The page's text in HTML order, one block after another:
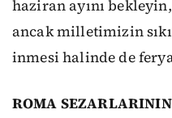
haziran ayını
ancak milletimizin
inmesi halinde de
ROMA